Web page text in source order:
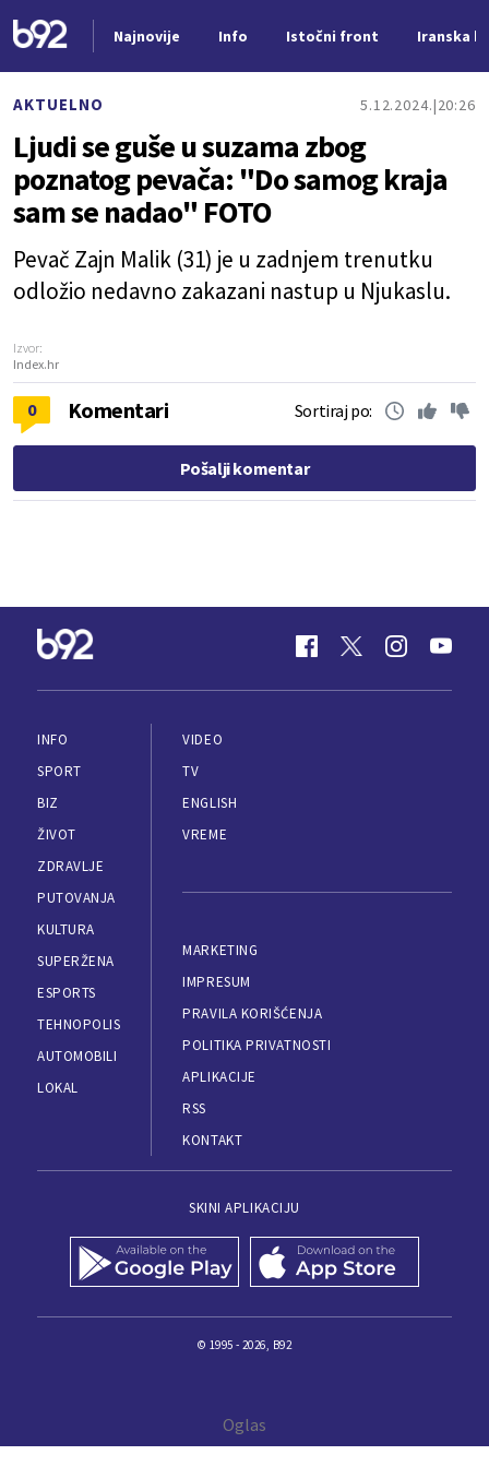
Najnovije Info Istočni front Iranska
AKTUELNO 5.12.2024. 20:26
Ljudi se guše u suzama zbog
poznatog pevača: "Do samog kraja
sam se nadao" FOTO
Pevač Zajn Malik (31) je u zadnjem trenutku
odložio nedavno zakazani nastup u Njukaslu.
Izvor:
Index.hr
0 Komentari Sortiraj po:
Pošalji komentar
INFO
SPORT
BIZ
ŽIVOT
ZDRAVLJE
PUTOVANJA
KULTURA
SUPERŽENA
ESPORTS
TEHNOPOLIS
AUTOMOBILI
LOKAL
VIDEO
TV
ENGLISH
VREME
MARKETING
IMPRESUM
PRAVILA KORIŠĆENJA
POLITIKA PRIVATNOSTI
APLIKACIJE
RSS
KONTAKT
SKINI APLIKACIJU
© 1995 - 2026, B92